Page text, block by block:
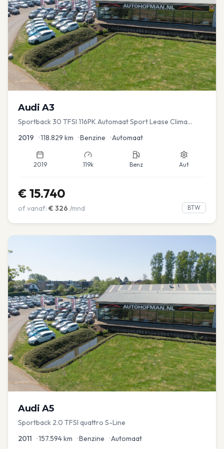
Audi A3
Sportback 30 TFSI 116PK Automaat Sport Lease Clima
2019 •118.829 km •Benzine •Automaat
2019 119k Benz Aut
€ 15.740
of vanaf: € 326 /mnd BTW
Audi A5
Sportback 2.0 TFSI quattro S-Line
2011 •157.594km •Benzine •Automaat